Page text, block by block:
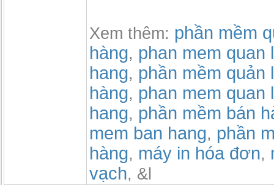
Xem thêm: phần mềm
hàng, phan mem quan
hang, phần mềm quản
hàng, phan mem quan
hang, phần mềm bán
mem ban hang, phần
hàng, máy in hóa đơn,
vạch, &l